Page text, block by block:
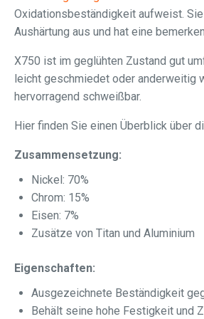
Oxidationsbeständigkeit aufweist.
Aushärtung aus und hat eine
X750 ist im geglühten Zustand gut
leicht geschmiedet oder anderweitig
hervorragend schweißbar.
Hier finden Sie einen Überblick über
Zusammensetzung:
Nickel: 70%
Chrom: 15%
Eisen: 7%
Zusätze von Titan und Aluminium
Eigenschaften:
Ausgezeichnete Beständigkeit
Behält seine hohe Festigkeit und